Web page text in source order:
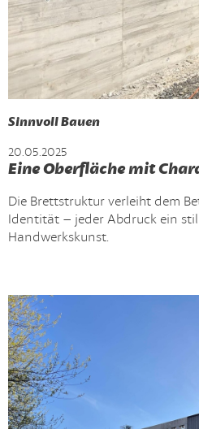
Sinnvoll Bauen
20.05.2025
Eine Oberfläche mit
Die Brettstruktur verleiht dem
Identität – jeder Abdruck ein
Handwerkskunst.